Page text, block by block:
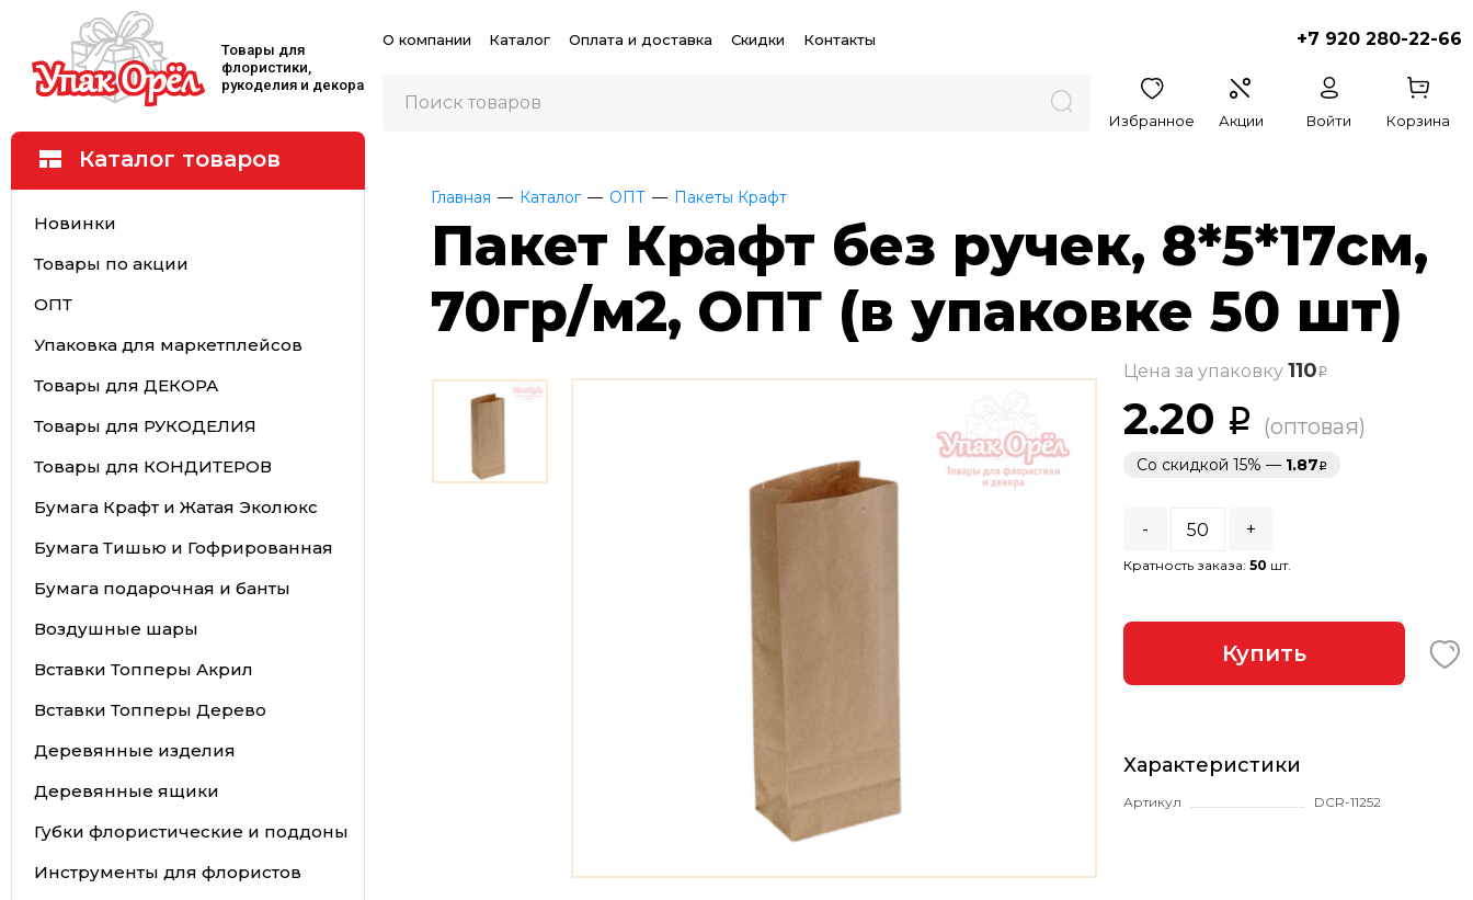
Товары для
флористики,
рукоделия и декора
О компании Каталог Оплата и доставка Скидки Контакты +7 920 280-22-66
Избранное Акции Войти Корзина
Каталог товаров
Новинки
Товары по акции
ОПТ
Упаковка для маркетплейсов
Товары для ДЕКОРА
Товары для РУКОДЕЛИЯ
Товары для КОНДИТЕРОВ
Бумага Крафт и Жатая Эколюкс
Бумага Тишью и Гофрированная
Бумага подарочная и банты
Воздушные шары
Вставки Топперы Акрил
Вставки Топперы Дерево
Деревянные изделия
Деревянные ящики
Губки флористические и поддоны
Инструменты для флористов
Главная Каталог ОПТ Пакеты Крафт
Пакет Крафт без ручек, 8*5*17см,
70гр/м2, ОПТ (в упаковке 50 шт)
Цена за упаковку 110
2.20 (оптовая)
Со скидкой 15% — 1.87
- +
Кратность заказа: 50 шт.
Купить
Характеристики
Артикул DCR-11252